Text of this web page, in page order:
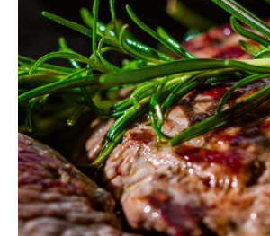
よくある質